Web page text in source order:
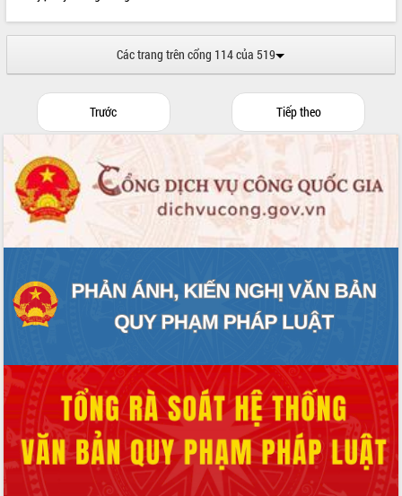
Giai đoạn 2026-2030, Đắk Lắk phấn
đấu có 77% xã đạt chuẩn nông thôn
Chuyển đổi số 'mở đường' cho nông
nghiệp Đắk Lắk tăng trưởng bứt phá
Triển khai đồng bộ đo đạc, lập hồ sơ
địa chính, hoàn thiện cơ sở dữ liệu đất
đai
Ứng dụng sinh trắc học - Bước tiến
trong hành trình chuyển đổi số tại Đắk
Lắk
Đắk Lắk nâng cao hiệu quả công tác
Đắk Lắk đẩy mạnh nuôi biển công
nghệ, hướng tới phát triển thủy sản
bền vững
Tập huấn nâng cao năng lực triển khai
cấp xã
Đắk Lắk phát động hưởng ứng Ngày
Quyền của người tiêu dùng Việt Nam
2026
Đẩy mạnh cải cách hành chính, quyết
tâm đạt được mục tiêu tăng trưởng
hai con số trong năm 2026
Các trang trên cổng 114 của 519
Trước Tiếp theo